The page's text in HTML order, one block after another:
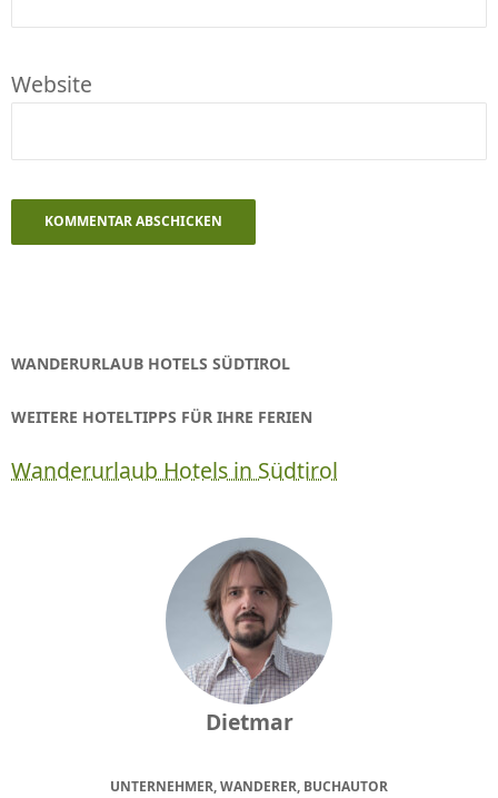
Website
WANDERURLAUB HOTELS SÜDTIROL
WEITERE HOTELTIPPS FÜR IHRE FERIEN
Wanderurlaub Hotels in Südtirol
Dietmar
UNTERNEHMER, WANDERER, BUCHAUTOR